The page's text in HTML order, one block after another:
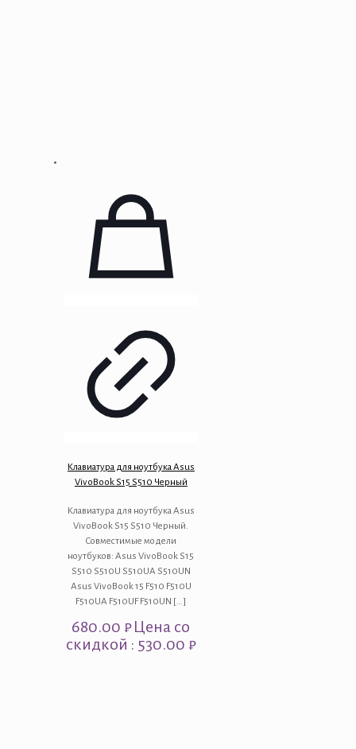
Клавиатура для ноутбука Asus
VivoBook S15 S510 Черный
Клавиатура для ноутбука Asus
VivoBook S15 S510 Черный.
Совместимые модели
ноутбуков: Asus VivoBook S15
S510 S510U S510UA S510UN
Asus VivoBook 15 F510 F510U
F510UA F510UF F510UN […]
680.00₽Цена со
скидкой : 530.00 ₽